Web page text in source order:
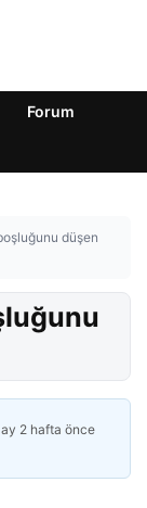
Forum
düşen
ay 2 hafta önce